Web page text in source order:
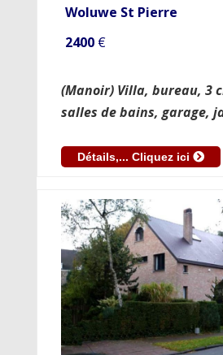
Woluwe St Pierre
2400€
(Manoir) Villa, bureau, 3
salles de bains, garage,
Détails,... Cliquez ici